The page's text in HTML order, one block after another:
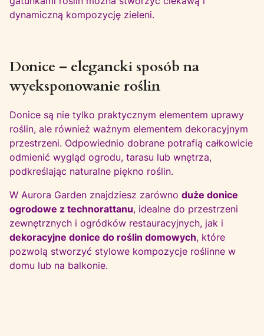
dynamiczną kompozycję zieleni.
Donice – elegancki sposób na
wyeksponowanie roślin
Donice są nie tylko praktycznym elementem uprawy
roślin, ale również ważnym elementem dekoracyjnym
przestrzeni. Odpowiednio dobrane potrafią całkowicie
odmienić wygląd ogrodu, tarasu lub wnętrza,
podkreślając naturalne piękno roślin.
W Aurora Garden znajdziesz zarówno duże donice
ogrodowe z technorattanu, idealne do przestrzeni
zewnętrznych i ogródków restauracyjnych, jak i
dekoracyjne donice do roślin domowych, które
pozwolą stworzyć stylowe kompozycje roślinne w
domu lub na balkonie.